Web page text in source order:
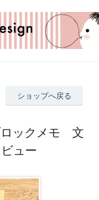
ショップへ戻る
ロックメモ 文
ュー